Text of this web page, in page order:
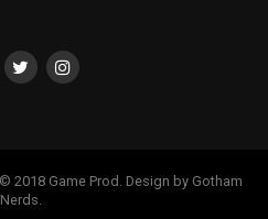
2018 Game Prod. Design by Gotham
Nerds.